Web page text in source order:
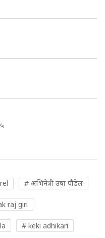
# अभिनेत्री उषा पौडेल
raj giri
# keki adhikari